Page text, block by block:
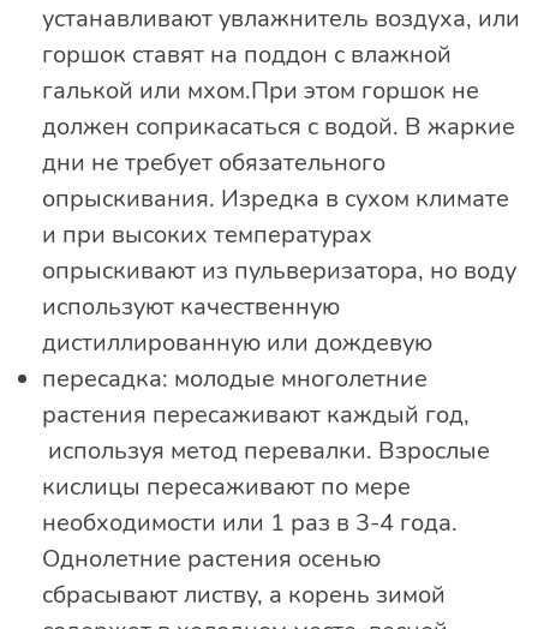
устанавливают увлажнитель воздуха, или
горшок ставят на поддон с влажной
галькой или мхом.При этом горшок не
должен соприкасаться с водой. В жаркие
дни не требует обязательного
опрыскивания. Изредка в сухом климате
и при высоких температурах
опрыскивают из пульверизатора, но воду
используют качественную
дистиллированную или дождевую
пересадка: молодые многолетние
растения пересаживают каждый год,
используя метод перевалки. Взрослые
кислицы пересаживают по мере
необходимости или 1 раз в 3-4 года.
Однолетние растения осенью
сбрасывают листву, а корень зимой